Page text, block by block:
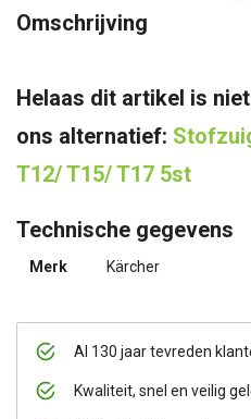
Al 130 jaar tevreden
Kwaliteit, snel en veilig
Omschrijving
Helaas dit artikel is
ons alternatief:
T12/ T15/ T17 5st
Technische gegevens
Merk Kärcher